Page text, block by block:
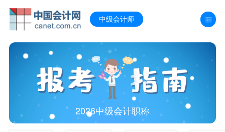
中级会计师
2026中级会计职称